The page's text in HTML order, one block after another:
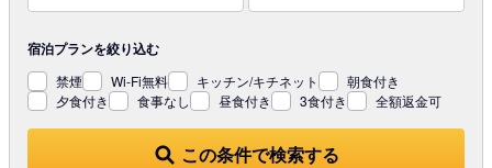
この条件で検索する
宿泊プランを絞り込む
禁煙 Wi-Fi無料 キッチン/キチネット
朝食付き
夕食付き
食事なし 昼食付き 3食付き 全額返金可